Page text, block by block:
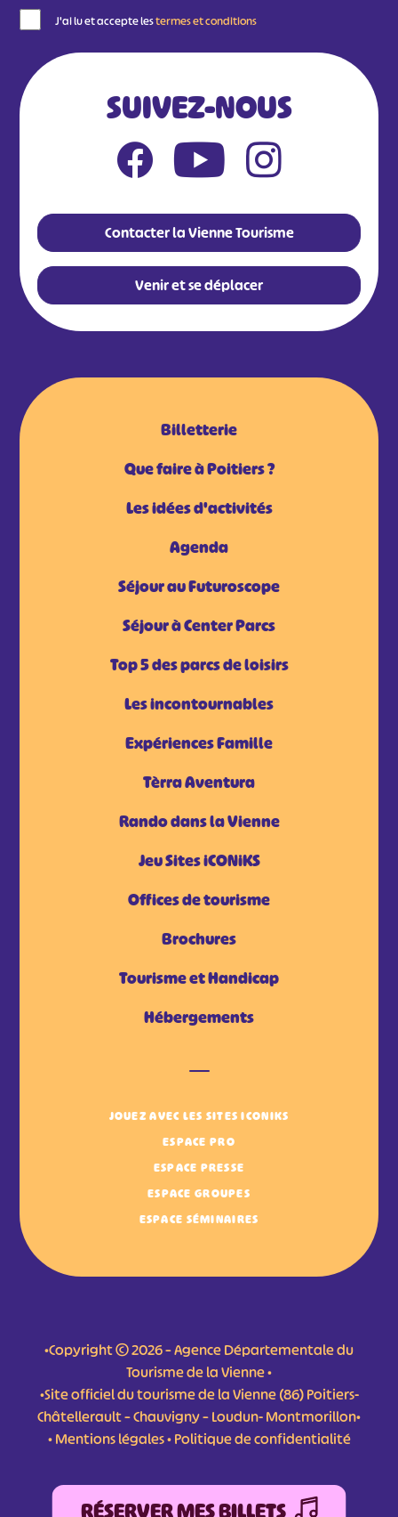
J'ai lu et accepte lestermes et conditions
SUIVEZ-NOUS
Contacter la Vienne Tourisme
Venir et se déplacer
Billetterie
Que faire à Poitiers ?
Les idées d'activités
Agenda
Séjour au Futuroscope
Séjour à Center Parcs
Top 5 des parcs de loisirs
Les incontournables
Expériences Famille
Tèrra Aventura
Rando dans la Vienne
Jeu Sites iCONiKS
Offices de tourisme
Brochures
Tourisme et Handicap
Hébergements
JOUEZ AVEC LES SITES ICONIKS
ESPACE PRO
ESPACE PRESSE
ESPACE GROUPES
ESPACE SÉMINAIRES
•Copyright © 2026 – Agence Départementale du
Tourisme de la Vienne •
•Site officiel du tourisme de la Vienne (86) Poitiers-
Châtellerault – Chauvigny – Loudun- Montmorillon•
•Mentions légales•Politique de confidentialité
RÉSERVER MES BILLETS